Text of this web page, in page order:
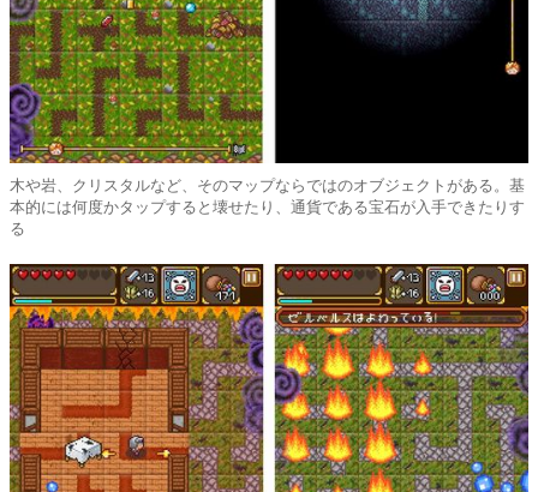
木や岩、クリスタルなど、そのマップならではのオブジェクトがある。基
本的には何度かタップすると壊せたり、通貨である宝石が入手できたりす
る